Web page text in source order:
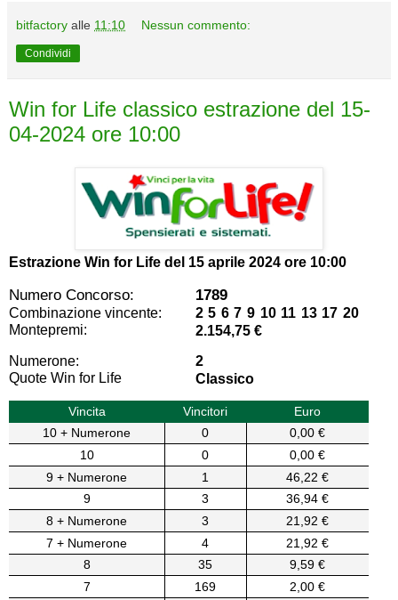
bitfactory alle 11:10 Nessun commento:
Condividi
Win for Life classico estrazione del 15-
04-2024 ore 10:00
Estrazione Win for Life del 15 aprile 2024 ore 10:00
Numero Concorso: 1789
Combinazione vincente:
2 5 6 7 9 10 11 13 17 20
Montepremi:
2.154,75 €
Numerone:
2
Quote Win for Life
Classico
Vincita Vincitori
Euro
10 + Numerone
0
0,00 €
10
0
0,00 €
9 + Numerone
1
46,22 €
9
3
36,94 €
8 + Numerone
3
21,92 €
7 + Numerone
4
21,92 €
8
35
9,59 €
7
169
2,00 €